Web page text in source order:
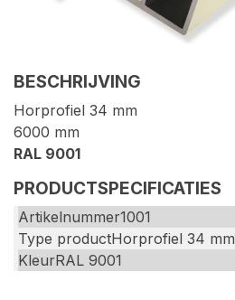
BESCHRIJVING
Horprofiel 34 mm
6000 mm
RAL 9001
PRODUCTSPECIFICATIES
Artikelnummer1001
Type productHorprofiel 34 mm
KleurRAL 9001